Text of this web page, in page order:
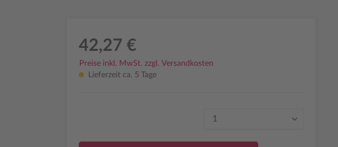
42,27 €
Preise inkl. MwSt. zzgl. Versandkosten
Lieferzeit ca. 5 Tage
Produkt Anzahl: Gib